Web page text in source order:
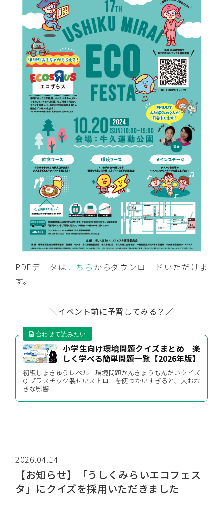
PDFデータは こちら からダウンロードいただけま
す。
＼イベント前に予習してみる？／
小学生向け環境問題クイズまとめ｜楽
しく学べる簡単問題一覧【2026年版】
初級しょきゅうレベル｜環境問題かんきょうもんだいクイズ
Q.プラスチック製せいストローを使つかいすぎると、大おお
きな影響...
2026.04.14
【お知らせ】「うしくみらいエコフェス
タ」にクイズを採用いただきました